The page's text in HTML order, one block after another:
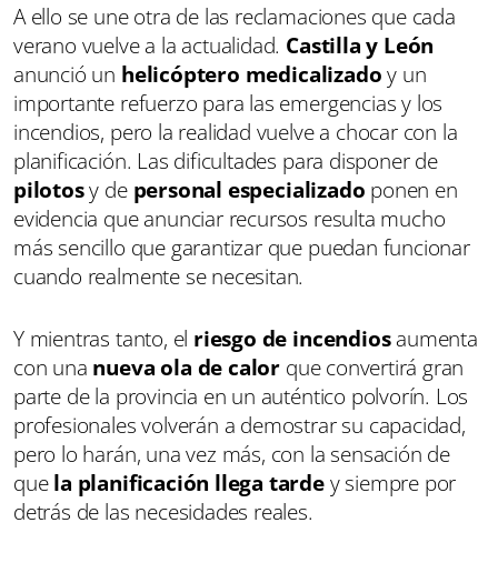
A ello se une otra de las reclamaciones que cada
verano vuelve a la actualidad. Castilla y León
anunció un helicóptero medicalizadoy un
importante refuerzo para las emergencias y los
incendios, pero la realidad vuelve a chocar con la
planificación. Las dificultades para disponer de
pilotosy de personal especializado ponen en
evidencia que anunciar recursos resulta mucho
más sencillo que garantizar que puedan funcionar
cuando realmente se necesitan.
Y mientras tanto, el riesgo de incendiosaumenta
con una nueva ola de calor que convertirá gran
parte de la provincia en un auténtico polvorín. Los
profesionales volverán a demostrar su capacidad,
pero lo harán, una vez más, con la sensación de
quela planificación llega tardey siempre por
detrás de las necesidades reales.